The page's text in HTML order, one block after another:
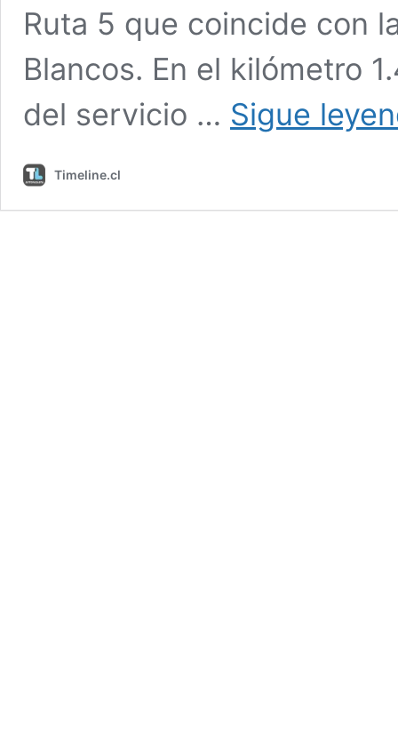
Ruta 5 que coincide con
Blancos. En el kilómetro
del servicio … Sigue
Timeline.cl